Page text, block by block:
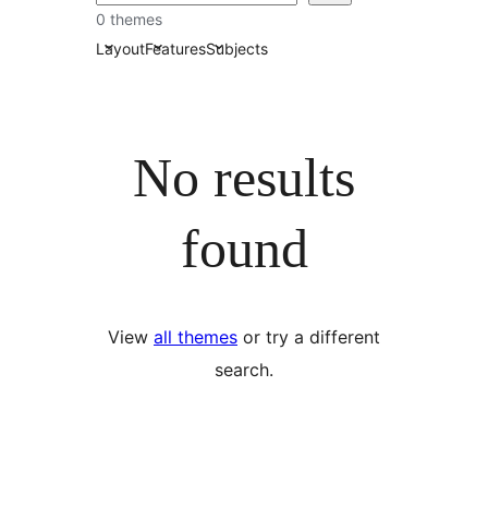
0 themes
LayoutFeaturesSubjects
No results
found
View all themes or try a different
search.